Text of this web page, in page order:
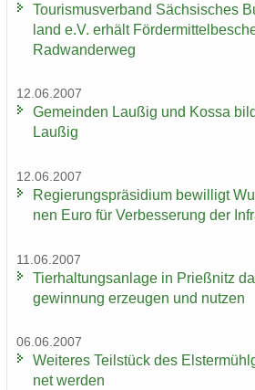
Tou­ris­mus­ver­band Säch­si­sches
land e.V. er­hält
Radwanderweg
12.06.2007
Ge­mein­den Lau­ßig und Kossa
Lau­ßig
12.06.2007
Re­gie­rungs­prä­si­di­um be­wil­ligt
nen Euro für Ver­bes­se­rung der
11.06.2007
Tier­hal­tungs­an­la­ge in Prieß­nitz
ge­win­nung er­zeu­gen und nut­zen
06.06.2007
Wei­te­res Teil­stück des
net wer­den